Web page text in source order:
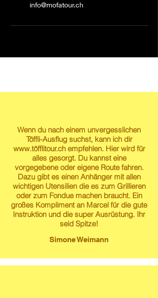
info@mofatour.ch
Wenn du nach einem unvergesslichen
Töffli-Ausflug suchst, kann ich dir
www.töfflitour.ch empfehlen. Hier wird für
alles gesorgt. Du kannst eine
vorgegebene oder eigene Route fahren.
Dazu gibt es einen Anhänger mit allen
wichtigen Utensilien die es zum Grillieren
oder zum Fondue machen braucht. Ein
großes Kompliment an Marcel für die gute
Instruktion und die super Ausrüstung. Ihr
seid Spitze!
Simone Weimann